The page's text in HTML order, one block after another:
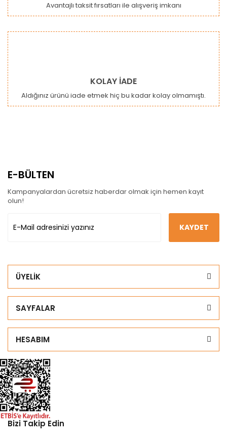
Avantajlı taksit fırsatları ile alışveriş imkanı
KOLAY İADE
Aldığınız ürünü iade etmek hiç bu kadar kolay olmamıştı.
E-BÜLTEN
Kampanyalardan ücretsiz haberdar olmak için hemen kayıt
olun!
KAYDET
ÜYELİK
SAYFALAR
HESABIM
Bizi Takip Edin